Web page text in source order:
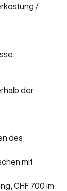
/
der
des
mit
CHF 700 im